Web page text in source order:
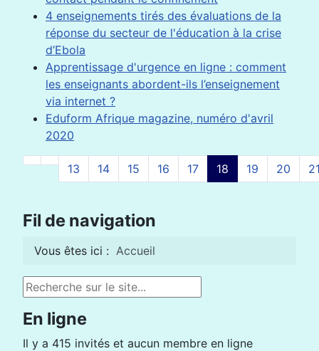
4 enseignements tirés des évaluations de la
réponse du secteur de l'éducation à la crise
d’Ebola
Apprentissage d'urgence en ligne : comment
les enseignants abordent-ils l’enseignement
via internet ?
Eduform Afrique magazine, numéro d'avril
2020
Page 18 sur 34
13 14 15 16 17 18 19 20
Fil de navigation
Vous êtes ici : Accueil
Rechercher
En ligne
Il y a 415 invités et aucun membre en ligne